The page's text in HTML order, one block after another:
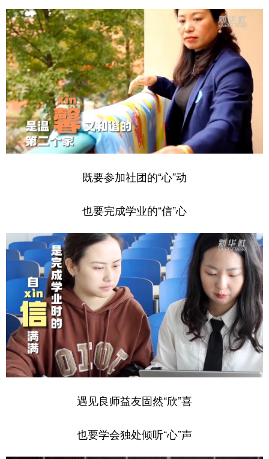
既要参加社团的“心”动
也要完成学业的“信”心
遇见良师益友固然“欣”喜
也要学会独处倾听“心”声